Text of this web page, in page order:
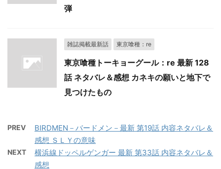
弾
雑誌掲載最新話 東京喰種：re
東京喰種トーキョーグール：re 最新 128
話 ネタバレ＆感想 カネキの願いと地下で
見つけたもの
PREV
BIRDMEN－バードメン－最新 第19話 内容ネタバレ＆
感想 ＳＬＹの意味
NEXT
横浜線ドッペルゲンガー 最新 第33話 内容ネタバレ＆
感想